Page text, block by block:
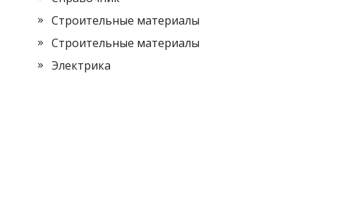
Строительные материалы
Строительные материалы
Электрика